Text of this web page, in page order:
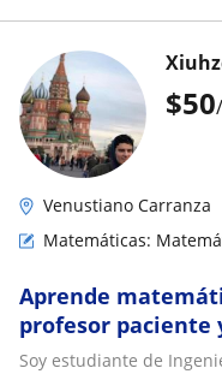
$50
Venustiano Carranza
Matemáticas:
Aprende
profesor paciente
Soy estudiante de